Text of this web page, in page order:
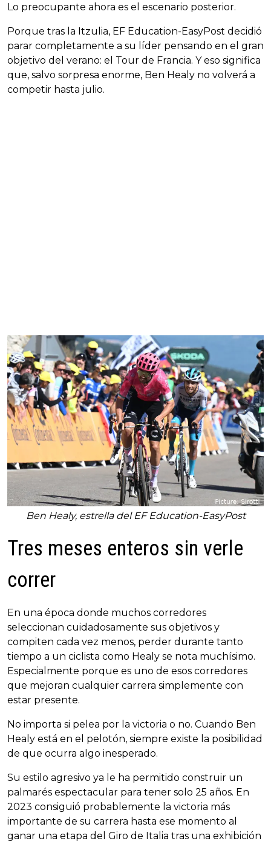
Lo preocupante ahora es el escenario posterior.
Porque tras la Itzulia, EF Education-EasyPost decidió
parar completamente a su líder pensando en el gran
objetivo del verano: el Tour de Francia. Y eso significa
que, salvo sorpresa enorme, Ben Healy no volverá a
competir hasta julio.
Ben Healy, estrella del EF Education-EasyPost
Tres meses enteros sin verle
correr
En una época donde muchos corredores
seleccionan cuidadosamente sus objetivos y
compiten cada vez menos, perder durante tanto
tiempo a un ciclista como Healy se nota muchísimo.
Especialmente porque es uno de esos corredores
que mejoran cualquier carrera simplemente con
estar presente.
No importa si pelea por la victoria o no. Cuando Ben
Healy está en el pelotón, siempre existe la posibilidad
de que ocurra algo inesperado.
Su estilo agresivo ya le ha permitido construir un
palmarés espectacular para tener solo 25 años. En
2023 consiguió probablemente la victoria más
importante de su carrera hasta ese momento al
ganar una etapa del Giro de Italia tras una exhibición